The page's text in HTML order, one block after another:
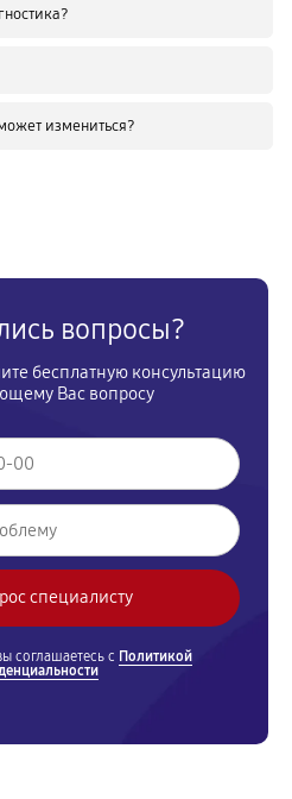
измениться?
вопросы?
бесплатную консультацию
Вас вопросу
соглашаетесь с Политикой